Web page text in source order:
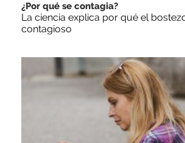
¿Por qué se contagia?
La ciencia explica por qué el
contagioso